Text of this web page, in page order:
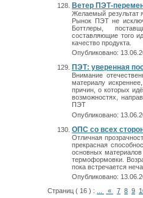
Ветер ПЭТ-
Желаемый результат
Рынок ПЭТ не
Боттлеры,
составляющие того
качество продукта.
Опубликовано:
ПЭТ: уверенная
Внимание
материалу
причин, о которых
возможностях,
ПЭТ
Опубликовано:
ОПС со всех
Отличная
прекрасная
основных материалов
термоформовки.
пока встречается
Опубликовано:
Страниц ( 16 ) :
« 7 8 9